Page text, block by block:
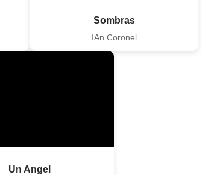
Sombras
IAn Coronel
Un Angel